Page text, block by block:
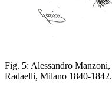
Fig. 5: Alessandro Manzoni,
Radaelli, Milano 1840-1842.